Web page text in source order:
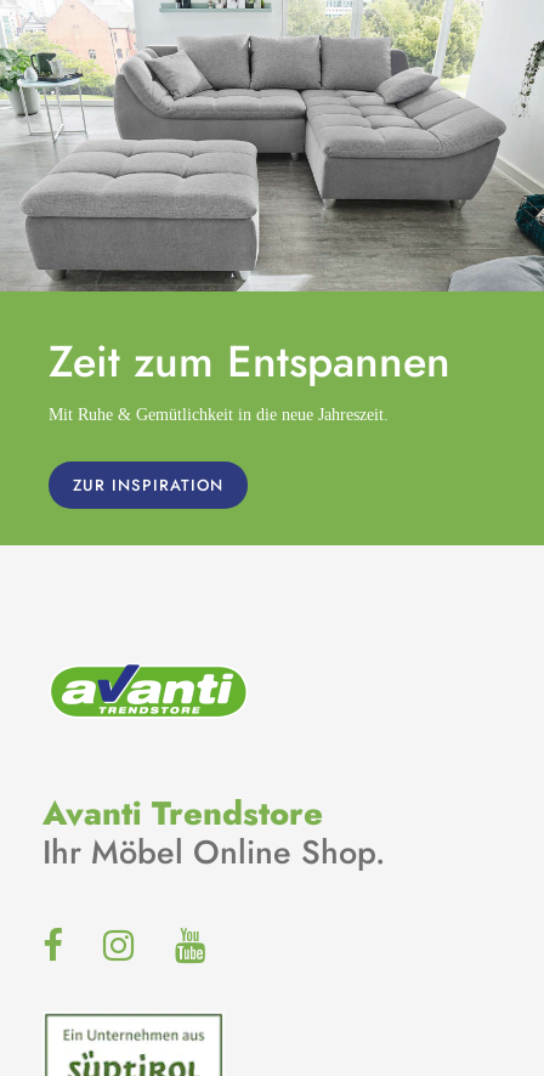
Zeit zum Entspannen
Mit Ruhe & Gemütlichkeit in die neue Jahreszeit.
ZUR INSPIRATION
Avanti Trendstore
Ihr Möbel Online Shop.